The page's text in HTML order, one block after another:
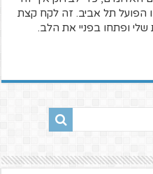
הפועל תל אביב. זה לקח קצת
ופתחו בפניי את הלב.